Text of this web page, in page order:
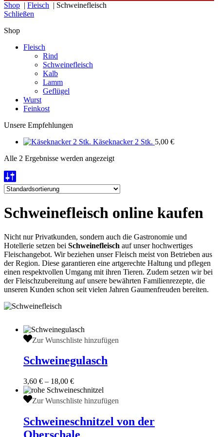
Shop | Fleisch | Schweinefleisch
Schließen
Shop
Fleisch
Rind
Schweinefleisch
Kalb
Lamm
Geflügel
Wurst
Feinkost
Unsere Empfehlungen
Käseknacker 2 Stk. 5,00 €
Alle 2 Ergebnisse werden angezeigt
Schweinefleisch online kaufen
Nicht nur Privatkunden, sondern auch die Gastronomie und
Hotellerie setzen bei Schweinefleisch auf unser hochwertiges
Fleischangebot. Wir beziehen unser Fleisch meist von Betrieben aus
der Region. Diese garantieren eine artgerechte Haltung und pflegen
einen respektvollen Umgang mit ihren Tieren. Zudem setzen wir bei
der Fleischzubereitung auf unsere bewährten Familienrezepte, die
unseren Kunden schon seit vielen Jahren Gaumenfreuden bereiten.
Schweinegulasch
Zur Wunschliste hinzufügen
Schweinegulasch
3,60 € – 18,00 €
Dieses
Produkt
mehrere
Varianten
auf.
Schweineschnitzel
der
Oberschale
Zur Wunschliste hinzufügen
Schweineschnitzel von der